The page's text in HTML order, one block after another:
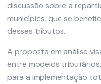
discussão sobre a
municípios, que se
desses tributos.
A proposta em análise
entre modelos
para a implementação